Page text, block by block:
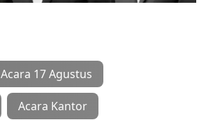
Acara 17 Agustus
Acara Kantor